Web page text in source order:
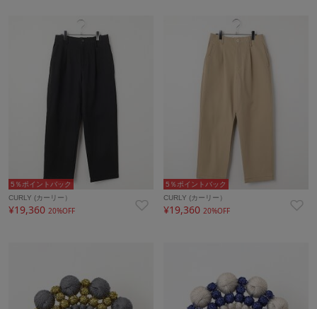
5％ポイントバック
CURLY (カーリー）
¥19,360 20%OFF
5％ポイントバック
CURLY (カーリー）
¥19,360 20%OFF